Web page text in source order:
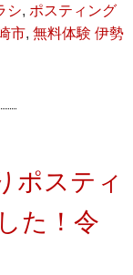
シ, ポスティング
市, 無料体験 伊勢
ポスティ
た！令